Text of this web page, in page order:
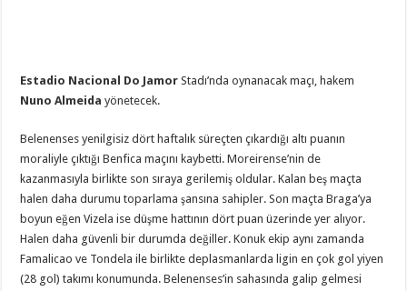
Estadio Nacional Do Jamor Stadı’nda oynanacak maçı, hakem
Nuno Almeida yönetecek.
Belenenses yenilgisiz dört haftalık süreçten çıkardığı altı puanın
moraliyle çıktığı Benfica maçını kaybetti. Moreirense’nin de
kazanmasıyla birlikte son sıraya gerilemiş oldular. Kalan beş maçta
halen daha durumu toparlama şansına sahipler. Son maçta Braga’ya
boyun eğen Vizela ise düşme hattının dört puan üzerinde yer alıyor.
Halen daha güvenli bir durumda değiller. Konuk ekip aynı zamanda
Famalicao ve Tondela ile birlikte deplasmanlarda ligin en çok gol yiyen
(28 gol) takımı konumunda. Belenenses’in sahasında galip gelmesi